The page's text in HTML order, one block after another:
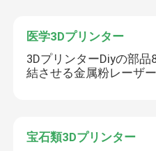
医学3Dプリンター
3DプリンターDiyの部品
結させる金属粉レーザー
宝石類3Dプリンター